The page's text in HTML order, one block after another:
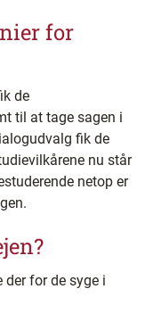
for
de
til at tage sagen i
fik de
nu står
netop er
for de syge i